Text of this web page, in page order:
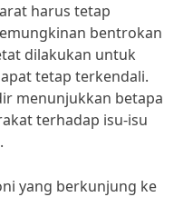
harus tetap
bentrokan
dilakukan untuk
tetap terkendali.
menunjukkan betapa
terhadap isu-isu
yang berkunjung ke